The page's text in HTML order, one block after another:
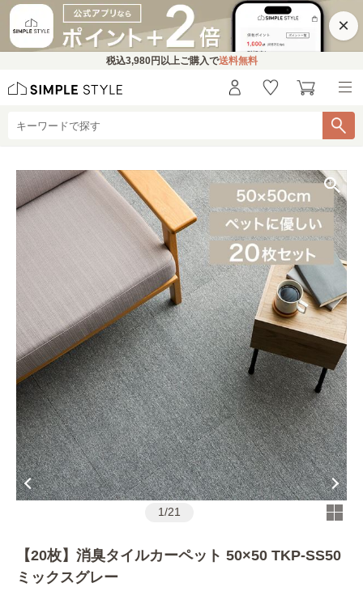
×
税込3,980円 以上ご購入で送料無料
1/21
【20枚】消臭タイルカーペット 50×50 TKP-SS50
ミックスグレー